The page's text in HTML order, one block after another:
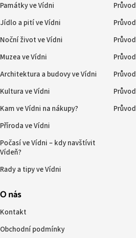
Památky ve Vídni
Jídlo a pití ve Vídni
Noční život ve Vídni
Muzea ve Vídni
Architektura a budovy ve Vídni
Kultura ve Vídni
Kam ve Vídni na nákupy?
Příroda ve Vídni
Počasí ve Vídni – kdy navštívit
Vídeň?
Rady a tipy ve Vídni
O nás
Kontakt
Obchodní podmínky